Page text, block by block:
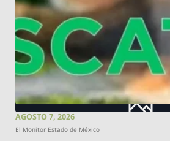
AGOSTO 7, 2026
El Monitor Estado de México